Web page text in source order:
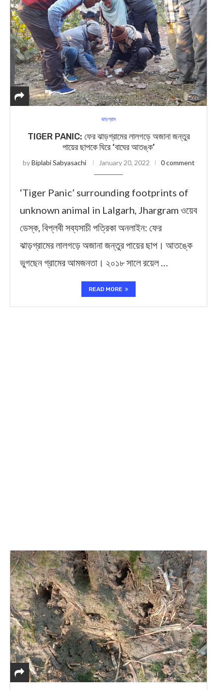
ঝাড়গ্রাম
TIGER PANIC: ফের ঝাড়গ্রামের লালগড়ে অজানা জন্তুর
পায়ের ছাপকে ঘিরে ‘বাঘের আতঙ্ক’
byBiplabi Sabyasachi January 20, 2022 0 comment
‘Tiger Panic’ surrounding footprints of
unknown animal in Lalgarh, Jhargram ওয়েব
ডেস্ক, বিপ্লবী সব্যসাচী পত্রিকা অনলাইন: ফের
ঝাড়গ্রামের লালগড়ে অজানা জন্তুর পায়ের ছাপ। আতঙ্কে
ভুগছেন গ্রামের আমজনতা। ২০১৮ সালে রয়েল …
READ MORE